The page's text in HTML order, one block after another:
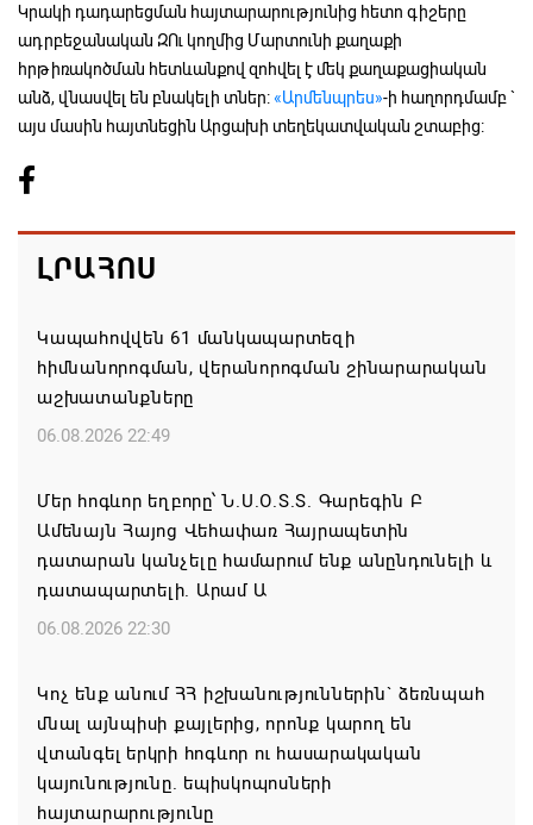
Կրակի դադարեցման հայտարարությունից հետո գիշերը
ադրբեջանական ԶՈւ կողմից Մարտունի քաղաքի
հրթիռակոծման հետևանքով զոհվել է մեկ քաղաքացիական
անձ, վնասվել են բնակելի տներ:«Արմենպրես»-ի հաղորդմամբ `
այս մասին հայտնեցին Արցախի տեղեկատվական շտաբից:
ԼՐԱՀՈՍ
Կապահովվեն 61 մանկապարտեզի
հիմնանորոգման, վերանորոգման շինարարական
աշխատանքները
06.08.2026 22:49
Մեր հոգևոր եղբորը՝ Ն.Ս.Օ.Տ.Տ. Գարեգին Բ
Ամենայն Հայոց Վեհափառ Հայրապետին
դատարան կանչելը համարում ենք անընդունելի և
դատապարտելի. Արամ Ա
06.08.2026 22:30
Կոչ ենք անում ՀՀ իշխանություններին` ձեռնպահ
մնալ այնպիսի քայլերից, որոնք կարող են
վտանգել երկրի հոգևոր ու հասարակական
կայունությունը. եպիսկոպոսների
հայտարարությունը